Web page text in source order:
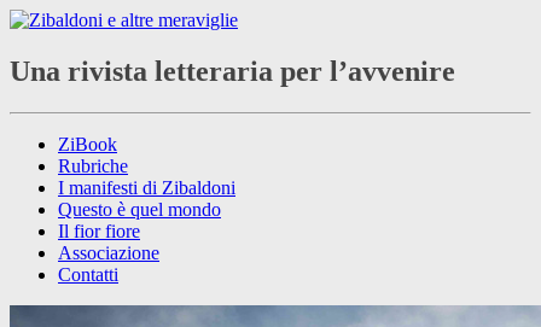
Una rivista letteraria per l’avvenire
ZiBook
Rubriche
I manifesti di Zibaldoni
Questo è quel mondo
Il fior fiore
Associazione
Contatti